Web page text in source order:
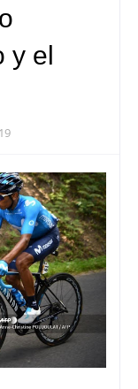
y el